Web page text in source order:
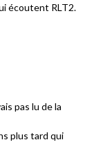
écoutent RLT2.
pas lu de la
plus tard qui